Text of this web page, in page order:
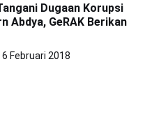
Dugaan Korupsi
Abdya, GeRAK Berikan
6 Februari 2018